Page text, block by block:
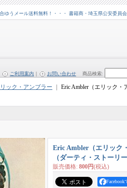
うメール送料無料！・・・ 書籍商・埼玉県公安委員会
ご利用案内 お問い合わせ 商品検索:
ック・アンブラー
Eric Ambler（エリック・
Eric Ambler（エリック
（ダーティ・ストーリー
販売価格: 800円(税込)
Facebook